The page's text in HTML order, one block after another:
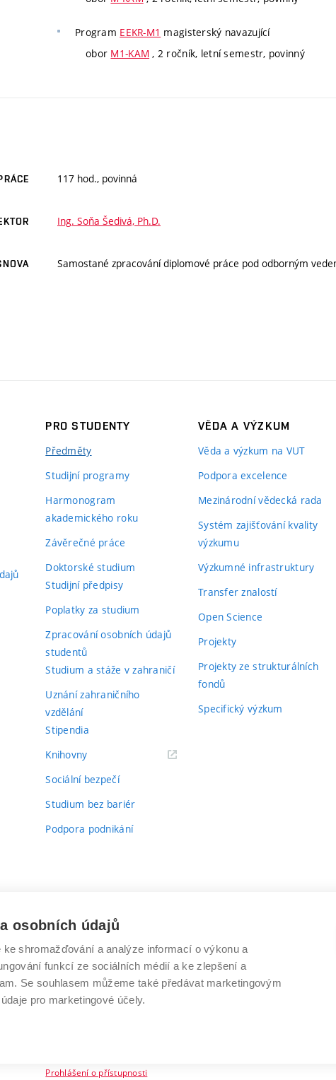
Program EEKR-M1 magisterský navazující
obor M1-KAM , 2 ročník, letní semestr, povinný
117 hod., povinná
Ing. Soňa Šedivá, Ph.D.
Samostané zpracování diplomové práce pod odborným
PRO STUDENTY
Předměty
Studijní programy
Harmonogram
akademického roku
Závěrečné práce
Doktorské studium
Studijní předpisy
Poplatky za studium
Zpracování osobních údajů
studentů
Studium a stáže v zahraničí
Uznání zahraničního
vzdělání
Stipendia
Knihovny(externí
Sociální bezpečí
Studium bez bariér
Podpora podnikání
VĚDA A VÝZKUM
Věda a výzkum na VUT
Podpora excelence
Mezinárodní vědecká rada
Systém zajišťování kvality
výzkumu
Výzkumné infrastruktury
Transfer znalostí
Open Science
Projekty
Projekty ze strukturálních
fondů
Specifický výzkum
VYSOKÉ UČENÍ TECHNICKÉ V BRNĚ
Antonínská 548/1
602 00 Brno
www.vut.cz
Prohlášení o přístupnosti
osobních údajů
shromažďování a analýze informací o výkonu a
funkcí ze sociálních médií a ke zlepšení a
Se souhlasem můžeme také předávat marketingovým
pro marketingové účely.